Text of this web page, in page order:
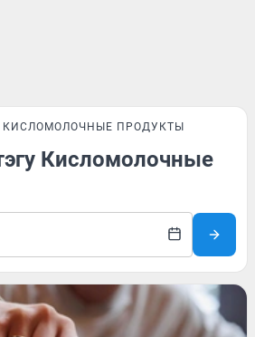
КИСЛОМОЛОЧНЫЕ ПРОДУКТЫ
Кисломолочные